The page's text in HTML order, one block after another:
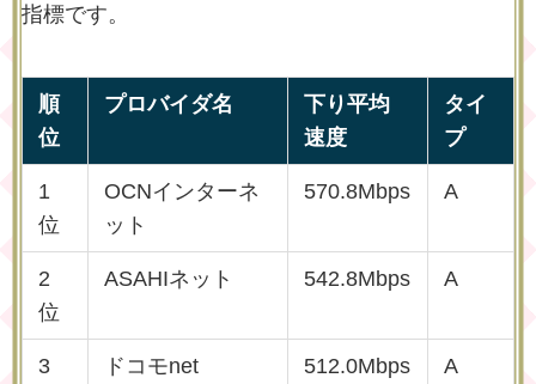
指標です。
順
位
プロバイダ名
下り平均
速度
タイ
プ
1
位
OCNインターネ
ット
570.8Mbps A
2
位
ASAHIネット 542.8Mbps A
3 ドコモnet 512.0Mbps A